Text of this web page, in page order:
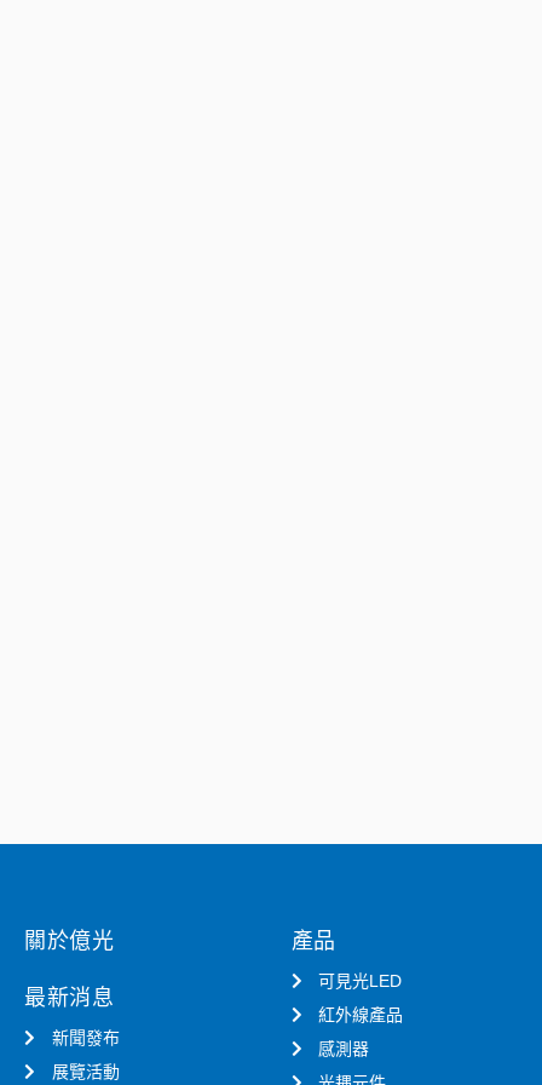
關於億光
最新消息
新聞發布
展覽活動
產品
可見光LED
紅外線產品
感測器